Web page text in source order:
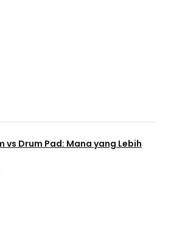
vs Drum Pad: Mana yang Lebih